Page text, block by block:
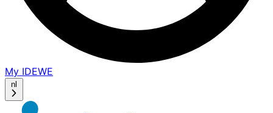
My IDEWE
nl